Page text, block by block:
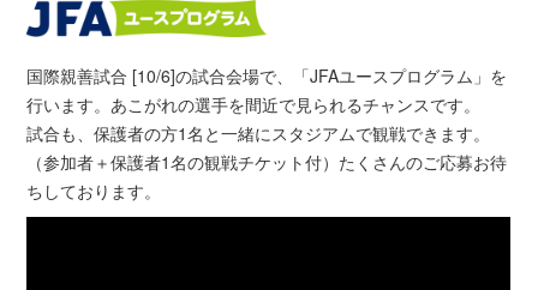
国際親善試合 [10/6]の試合会場で、「JFAユースプログラム」を
行います。あこがれの選手を間近で見られるチャンスです。
試合も、保護者の方1名と一緒にスタジアムで観戦できます。
（参加者＋保護者1名の観戦チケット付）たくさんのご応募お待
ちしております。